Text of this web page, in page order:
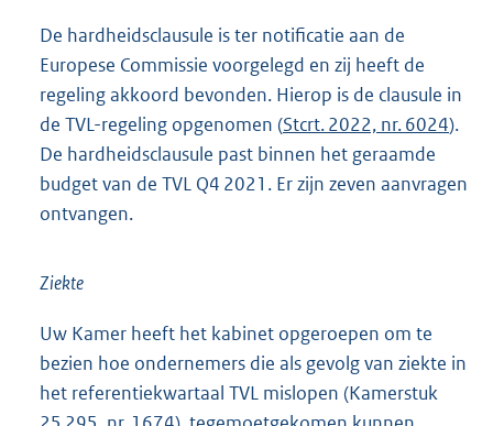
De hardheidsclausule is ter notificatie aan de
Europese Commissie voorgelegd en zij heeft de
regeling akkoord bevonden. Hierop is de clausule in
de TVL-regeling opgenomen (Stcrt. 2022, nr. 6024).
De hardheidsclausule past binnen het geraamde
budget van de TVL Q4 2021. Er zijn zeven aanvragen
ontvangen.
Ziekte
Uw Kamer heeft het kabinet opgeroepen om te
bezien hoe ondernemers die als gevolg van ziekte in
het referentiekwartaal TVL mislopen (Kamerstuk